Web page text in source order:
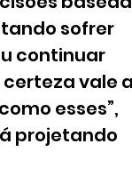
sofrer
continuar
vale
esses”,
projetando